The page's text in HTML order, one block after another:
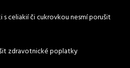
s celiakií či cukrovkou nesmí porušit
zdravotnické poplatky